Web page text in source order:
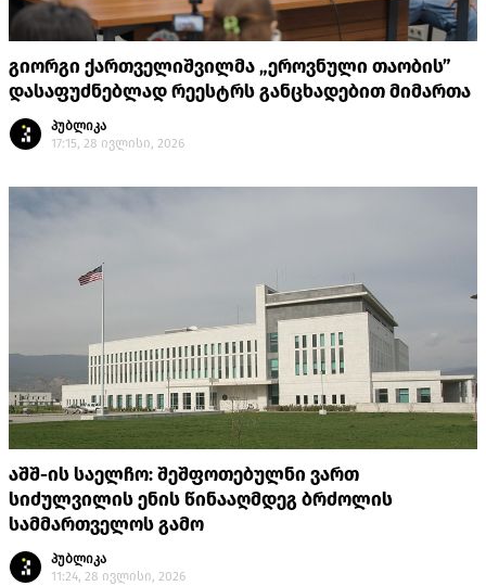
გიორგი ქართველიშვილმა „ეროვნული თაობის”
დასაფუძნებლად რეესტრს განცხადებით მიმართა
პუბლიკა
17:15, 28 ივლისი, 2026
აშშ-ის საელჩო: შეშფოთებულნი ვართ
სიძულვილის ენის წინააღმდეგ ბრძოლის
სამმართველოს გამო
პუბლიკა
11:24, 28 ივლისი, 2026